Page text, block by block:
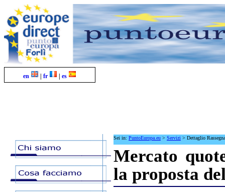
en | fr | es
Sei in: PuntoEuropa.eu > Servizi > Dettaglio
Mercato
la proposta